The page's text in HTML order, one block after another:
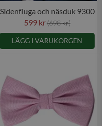
Sidenfluga och näsduk 9300
599 kr(698 kr)
LÄGG I VARUKORGEN